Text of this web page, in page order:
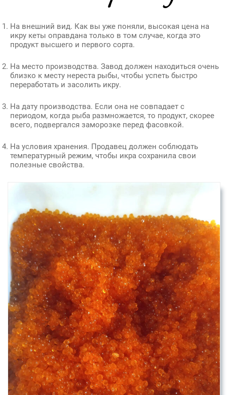
На внешний вид. Как вы уже поняли, высокая цена на
икру кеты оправдана только в том случае, когда это
продукт высшего и первого сорта.
На место производства. Завод должен находиться очень
близко к месту нереста рыбы, чтобы успеть быстро
переработать и засолить икру.
На дату производства. Если она не совпадает с
периодом, когда рыба размножается, то продукт, скорее
всего, подвергался заморозке перед фасовкой.
На условия хранения. Продавец должен соблюдать
температурный режим, чтобы икра сохранила свои
полезные свойства.